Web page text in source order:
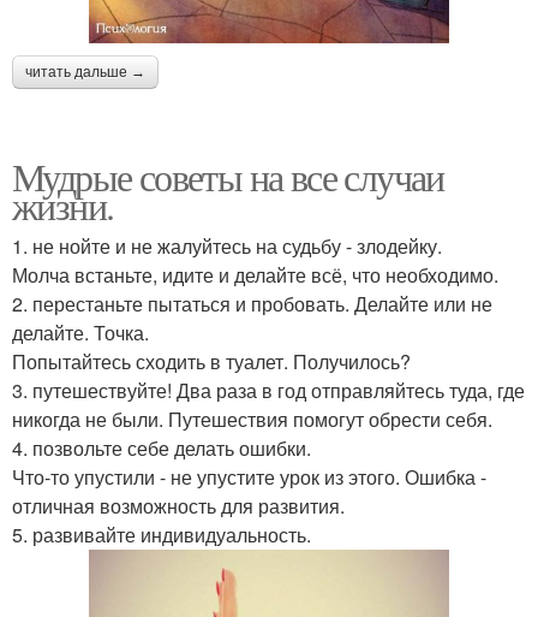
читать дальше →
Мудрые советы на все случаи
жизни.
1. не нойте и не жалуйтесь на судьбу - злодейку.
Молча встаньте, идите и делайте всё, что необходимо.
2. перестаньте пытаться и пробовать. Делайте или не
делайте. Точка.
Попытайтесь сходить в туалет. Получилось?
3. путешествуйте! Два раза в год отправляйтесь туда, где
никогда не были. Путешествия помогут обрести себя.
4. позвольте себе делать ошибки.
Что-то упустили - не упустите урок из этого. Ошибка -
отличная возможность для развития.
5. развивайте индивидуальность.